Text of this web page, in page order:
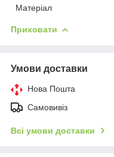
Матеріал
Приховати
Умови доставки
Нова Пошта
Самовивіз
Всі умови доставки